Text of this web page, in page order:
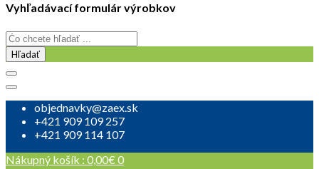
Vyhľadávací formulár výrobkov
Hľadať
objednavky@zaex.sk
+421 909 109 257
+421 909 114 107
Nákupný košík : 0,00€ 0